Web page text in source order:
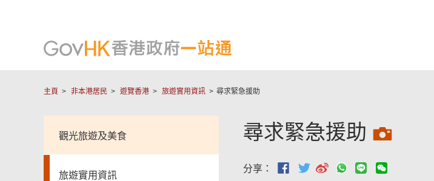
主頁 非本港居民 遊覽香港 旅遊實用資訊 尋求緊急援助
觀光旅遊及美食
旅遊實用資訊
尋求緊急援助
分享：